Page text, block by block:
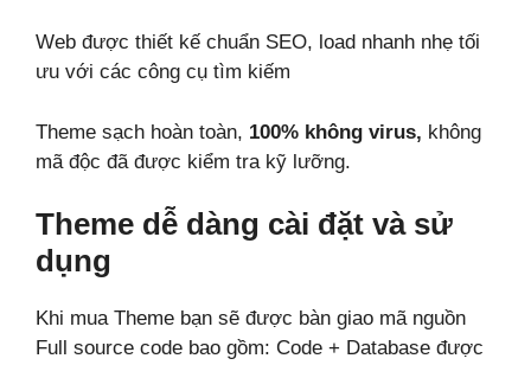
Web được thiết kế chuẩn SEO, load nhanh nhẹ tối
ưu với các công cụ tìm kiếm
Theme sạch hoàn toàn, 100% không virus, không
mã độc đã được kiểm tra kỹ lưỡng.
Theme dễ dàng cài đặt và sử
dụng
Khi mua Theme bạn sẽ được bàn giao mã nguồn
Full source code bao gồm: Code + Database được